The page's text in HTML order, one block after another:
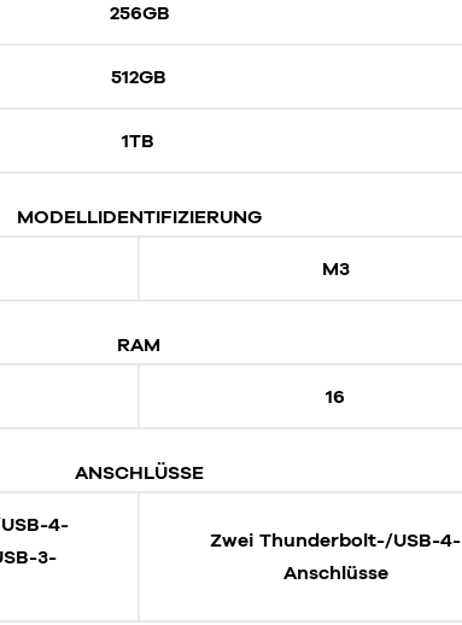
256GB
512GB
1TB
MODELLIDENTIFIZIERUNG
M3
RAM
16
ANSCHLÜSSE
4-
3-
Zwei Thunderbolt-/USB-4-
Anschlüsse